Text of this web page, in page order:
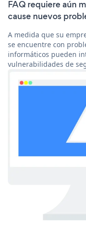
FAQ requiere aún
cause nuevos
A medida que su
se encuentre con
informáticos pueden
vulnerabilidades de